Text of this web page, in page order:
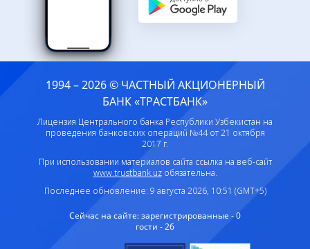
1994 – 2026 © ЧАСТНЫЙ АКЦИОНЕРНЫЙ
БАНК «ТРАСТБАНК»
Лицензия Центрального банка Республики Узбекистан на
проведения банковских операций №44 от 21 октября
2017 г.
При использовании материалов сайта ссылка на веб-сайт
www.trustbank.uzобязательна.
Последнее обновление: 9 августа 2026, 10:51 (GMT+5)
Сейчас на сайте:зарегистрированные - 0
гости - 26